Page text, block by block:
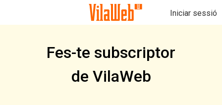
Iniciar sessió
Fes-te subscriptor
de VilaWeb